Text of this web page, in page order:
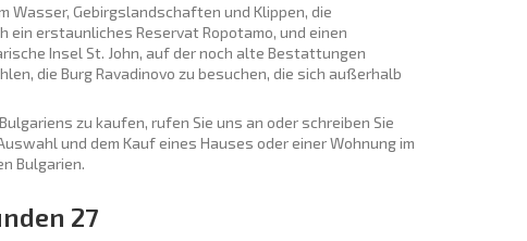
Wasser, Gebirgslandschaften und Klippen, die
ein erstaunliches Reservat Ropotamo, und einen
Insel St. John, auf der noch alte Bestattungen
die Burg Ravadinovo zu besuchen, die sich außerhalb
zu kaufen, rufen Sie uns an oder schreiben Sie
und dem Kauf eines Hauses oder einer Wohnung im
Bulgarien.
27